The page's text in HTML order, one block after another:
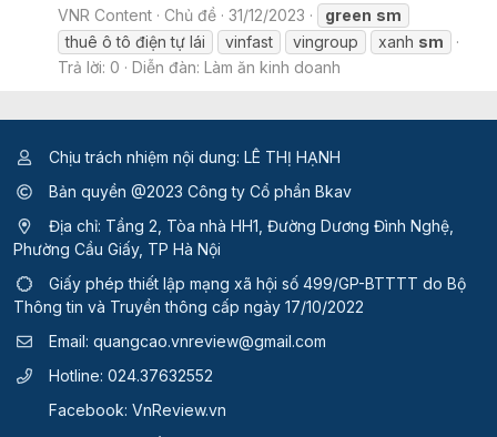
VNR Content Chủ đề 31/12/2023 green sm
thuê ô tô điện tự lái
vinfast vingroup xanh sm
Trả lời: 0
Diễn đàn: Làm ăn kinh doanh
Chịu trách nhiệm nội dung: LÊ THỊ HẠNH
Bản quyền @2023 Công ty Cổ phần Bkav
Địa chỉ: Tầng 2, Tòa nhà HH1, Đường Dương Đình Nghệ,
Phường Cầu Giấy, TP Hà Nội
Giấy phép thiết lập mạng xã hội số 499/GP-BTTTT do Bộ
Thông tin và Truyền thông cấp ngày 17/10/2022
Email: quangcao.vnreview@gmail.com
Hotline: 024.37632552
Facebook: VnReview.vn